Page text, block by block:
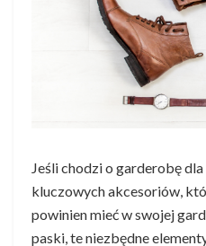
Jeśli chodzi o garderobę
kluczowych akcesoriów,
powinien mieć w swojej
paski, te niezbędne